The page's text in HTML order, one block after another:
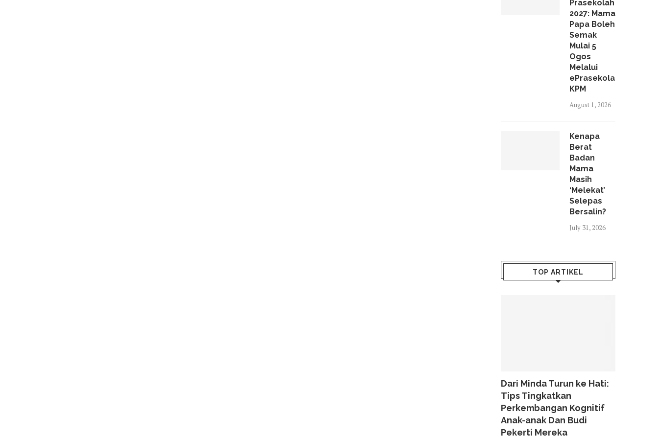
Prasekolah
2027: Mama
Papa Boleh
Semak
Mulai 5
Ogos
Melalui
ePrasekolah
KPM
August 1, 2026
Kenapa
Berat
Badan
Mama
Masih
‘Melekat’
Selepas
Bersalin?
July 31, 2026
TOP ARTIKEL
Dari Minda Turun ke Hati:
Tips Tingkatkan
Perkembangan Kognitif
Anak-anak Dan Budi
Pekerti Mereka